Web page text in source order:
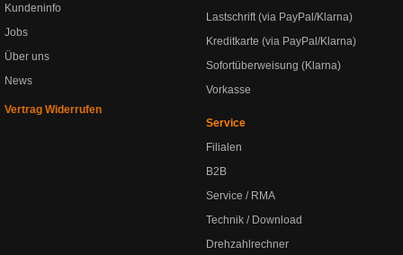
Kundeninfo
Jobs
Über uns
News
Vertrag Widerrufen
Lastschrift (via PayPal/Klarna)
Kreditkarte (via PayPal/Klarna)
Sofortüberweisung (Klarna)
Vorkasse
Service
Filialen
B2B
Service / RMA
Technik / Download
Drehzahlrechner